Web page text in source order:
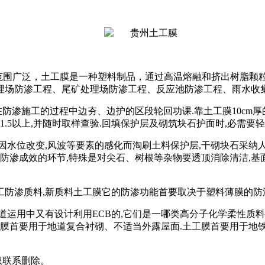
围广泛，土工膜是一种塑料制品，通过高温熔融和挤出树脂
防渗工程、尾矿处理场防渗工程、反应池防渗工程、雨水收
渗施工的过程中边夯、边护的区段轮回功课.靠土工膜10cm厚
1.5以上,并随时取样查验.回填保护层及砌筑块石护面时,必需要
水位改变,风波等要素的感化而淘刷土料保护层,干砌块石采纳
渗成效的环节,特殊是对尖石、树根等杂物要透顶消除清洁,基
防渗质料,新质料土工膜它的防渗功能首要取决于塑料薄膜的防
运用中又有设计利用ECB的,它们是一哪类高分子化学柔性质料
首要用于地道复合衬砌、不适当外露屋面.土工膜首要用于地
系删除。